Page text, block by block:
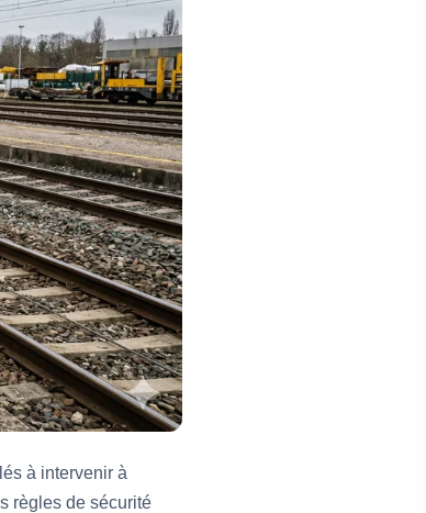
à intervenir à
règles de sécurité